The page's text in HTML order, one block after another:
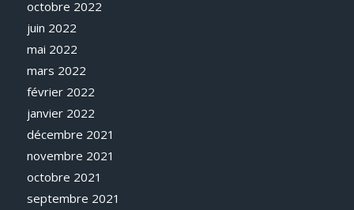
octobre 2022
juin 2022
mai 2022
mars 2022
février 2022
janvier 2022
décembre 2021
novembre 2021
octobre 2021
septembre 2021